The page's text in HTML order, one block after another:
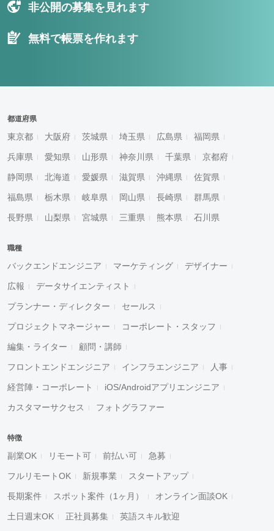
非公開の募集を見れます
無料で帳票を作れます
都道府県
東京都 大阪府 茨城県 埼玉県 広島県 福岡県
兵庫県 愛知県 山形県 神奈川県 千葉県 京都府
静岡県 北海道 愛媛県 滋賀県 沖縄県 佐賀県
福島県 栃木県 岐阜県 岡山県 長崎県 群馬県
長野県 山梨県 宮城県 三重県 熊本県 石川県
職種
バックエンドエンジニア マーケティング デザイナー
広報 データサイエンティスト
プランナー・ディレクター セールス
プロジェクトマネージャー コーポレート・スタッフ
編集・ライター 顧問・講師
フロントエンドエンジニア インフラエンジニア 人事
経営陣・コーポレート iOS/Androidアプリエンジニア
カスタマーサクセス フォトグラファー
特徴
副業OK リモート可 前払い可 急募
フルリモートOK 新規事業 スタートアップ
長期案件 スポット案件（1ヶ月） オンライン面談OK
土日週末OK 正社員募集 英語スキル歓迎